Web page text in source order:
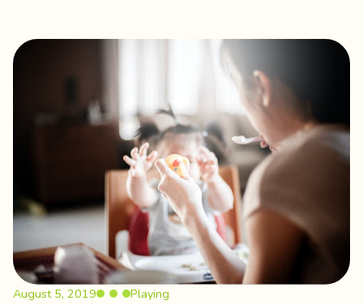
August 5, 2019 Playing